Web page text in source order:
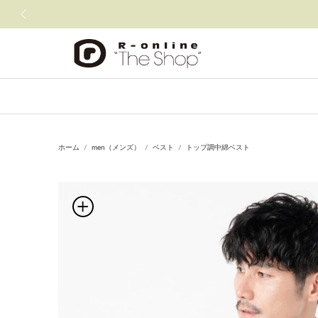
ホーム men（メンズ） ベスト トップ調中綿ベスト